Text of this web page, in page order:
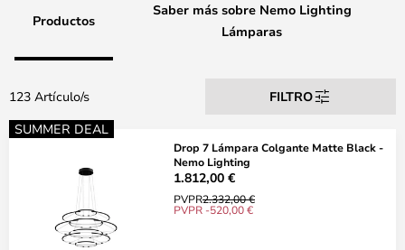
Productos
Saber más sobre Nemo Lighting
Lámparas
123 Artículo/s
FILTRO
SUMMER DEAL
Drop 7 Lámpara Colgante Matte Black -
Nemo Lighting
1.812,00 €
PVPR2.332,00 €
PVPR -520,00 €